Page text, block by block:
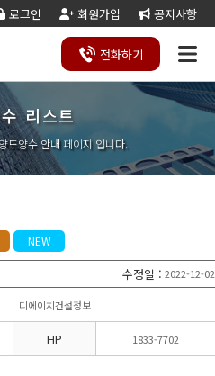
로그인 회원가입 공지사항
전화하기
조직
도 는
길
시
기타공
사업
전기공사업 정보통신
공사업
업자
나무병원
석면해제
산림사업법
인
에너지절
약전문기
업
엔지니어링
사업자
전문관리
차
담
하
기
양도
양수
절차
기업
진단
기
재
사
항
변
경
공
능
력
가
·
합
잔고
증명
건설
업등
록서
식
법시
행규
칙
서식
세무
계산
기
리스트
도양수 안내 페이지 입니다.
NEW
수정일 : 2022-12-02
디에이치건설정보
HP 1833-7702